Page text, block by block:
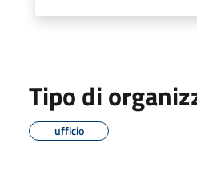
Tipo di
ufficio